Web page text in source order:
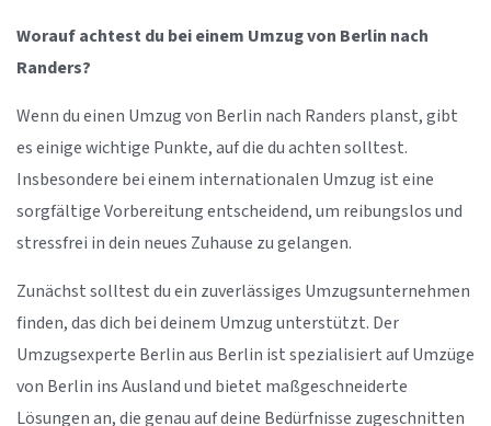
Worauf achtest du bei einem Umzug von Berlin nach
Randers?
Wenn du einen Umzug von Berlin nach Randers planst, gibt
es einige wichtige Punkte, auf die du achten solltest.
Insbesondere bei einem internationalen Umzug ist eine
sorgfältige Vorbereitung entscheidend, um reibungslos und
stressfrei in dein neues Zuhause zu gelangen.
Zunächst solltest du ein zuverlässiges Umzugsunternehmen
finden, das dich bei deinem Umzug unterstützt. Der
Umzugsexperte Berlin aus Berlin ist spezialisiert auf Umzüge
von Berlin ins Ausland und bietet maßgeschneiderte
Lösungen an, die genau auf deine Bedürfnisse zugeschnitten